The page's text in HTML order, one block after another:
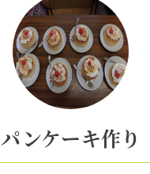
パンケーキ作り